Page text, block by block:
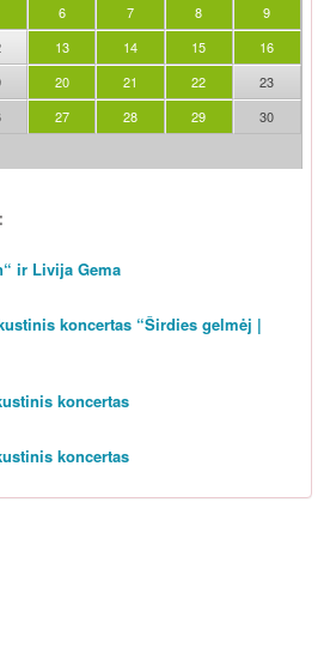
6 7 8
9
13 14 15
16
20 21 22
23
27 28 29
30
ir Livija Gema
koncertas “Širdies gelmėj |
koncertas
koncertas